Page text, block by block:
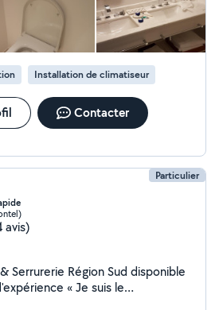
Installation de climatiseur
Contacter
Particulier
avis)
Sud disponible